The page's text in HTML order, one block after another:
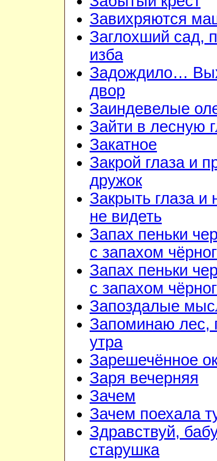
Завихряются
Заглохший сад,
изба
Задождило…
двор
Заиндевелые
Зайти в лесную
Закатное
Закрой глаза и
дружок
Закрыть глаза и
не видеть
Запах пеньки
с запахом
Запах пеньки
с запахом
Запоздалые
Запоминаю лес,
утра
Зарешечённое
Заря вечерняя
Зачем
Зачем поехала
Здравствуй,
старушка